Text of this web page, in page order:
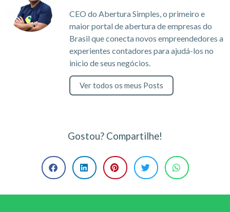
CEO do Abertura Simples, o primeiro e
maior portal de abertura de empresas do
Brasil que conecta novos empreendedores a
experientes contadores para ajudá-los no
inicio de seus negócios.
Ver todos os meus Posts
Gostou? Compartilhe!